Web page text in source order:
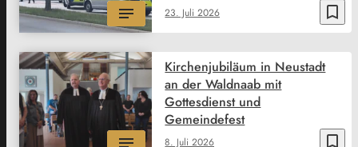
bookmark_border
23. Juli 2026
bookmark_border
8. Juli 2026
Kirchenjubiläum in Neustadt
an der Waldnaab mit
Gottesdienst und
Gemeindefest